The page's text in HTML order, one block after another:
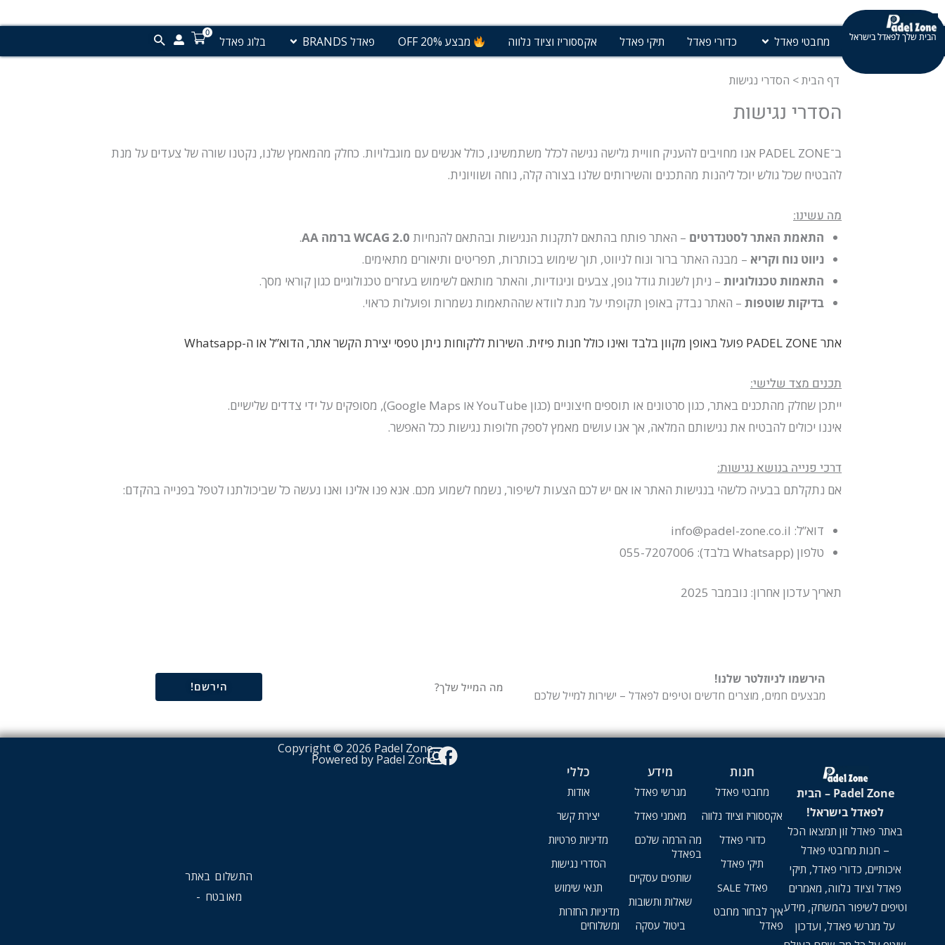
דילוג
לתוכן
הבית שלך לפאדל בישראל מחבטי פאדלפתח מחבטי פאדל
כדורי פאדל תיקי פאדל אקססוריז וציוד נלווה מבצע 20% OFF פאדל BRANDS פתח פאדל BRANDS
בלוג פאדל
0
הסדרי נגישות
דף הבית> הסדרי נגישות
ב־PADEL ZONE אנו מחויבים להעניק חוויית גלישה נגישה לכלל משתמשינו, כולל אנשים עם מוגבלויות. כחלק מהמאמץ שלנו, נקטנו שורה של צעדים על מנת
להבטיח שכל גולש יוכל ליהנות מהתכנים והשירותים שלנו בצורה קלה, נוחה ושוויונית.
מה עשינו:
התאמת האתר לסטנדרטים – האתר פותח בהתאם לתקנות הנגישות ובהתאם להנחיות WCAG 2.0 ברמה AA
.
ניווט נוח וקריא – מבנה האתר ברור ונוח לניווט, תוך שימוש בכותרות, תפריטים ותיאורים מתאימים.
התאמות טכנולוגיות – ניתן לשנות גודל גופן, צבעים וניגודיות, והאתר מותאם לשימוש בעזרים טכנולוגיים כגון קוראי מסך.
בדיקות שוטפות – האתר נבדק באופן תקופתי על מנת לוודא שההתאמות נשמרות ופועלות כראוי.
אתר PADEL ZONE פועל באופן מקוון בלבד ואינו כולל חנות פיזית. השירות ללקוחות ניתן טפסי יצירת הקשר אתר, הדוא”ל או ה-Whatsapp
תכנים מצד שלישי:
ייתכן שחלק מהתכנים באתר, כגון סרטונים או תוספים חיצוניים (כגון YouTube או Google Maps), מסופקים על ידי צדדים שלישיים.
איננו יכולים להבטיח את נגישותם המלאה, אך אנו עושים מאמץ לספק חלופות נגישות ככל האפשר.
דרכי פנייה בנושא נגישות:
אם נתקלתם בבעיה כלשהי בנגישות האתר או אם יש לכם הצעות לשיפור, נשמח לשמוע מכם. אנא פנו אלינו ואנו נעשה כל שביכולתנו לטפל בפנייה בהקדם:
דוא”ל: info@padel-zone.co.il
טלפון (Whatsapp בלבד): 055-7207006
תאריך עדכון אחרון: נובמבר 2025
הירשמו לניוזלטר שלנו!
מבצעים חמים, מוצרים חדשים וטיפים לפאדל – ישירות למייל שלכם
הירשם!
Padel Zone – הבית
לפאדל בישראל!
באתר פאדל זון תמצאו הכל
– חנות מחבטי פאדל
איכותיים, כדורי פאדל, תיקי
פאדל וציוד נלווה, מאמרים
וטיפים לשיפור המשחק, מידע
על מגרשי פאדל, ועדכון
חנות
מחבטי פאדל
אקססוריז וציוד נלווה
כדורי פאדל
תיקי פאדל
פאדל SALE
איך לבחור מחבט
פאדל
מידע
מגרשי פאדל
מאמני פאדל
מה הרמה שלכם
בפאדל
שותפים עסקיים
שאלות ותשובות
ביטול עסקה
כללי
אודות
יצירת קשר
מדיניות פרטיות
הסדרי נגישות
תנאי שימוש
מדיניות החזרות
ומשלוחים
התשלום באתר
מאובטח -
Copyright © 2026 Padel Zone.
Powered by Padel Zone